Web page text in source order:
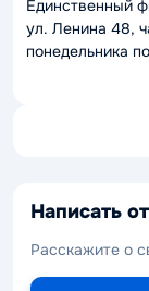
Единственный
ул. Ленина 48,
понедельника
Написать
Расскажите о